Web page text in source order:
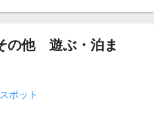
の他 遊ぶ・泊ま
ポット